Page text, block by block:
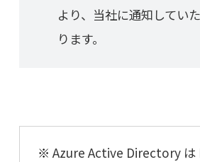
より、当社に通知してい
ります。
Azure Active Directory